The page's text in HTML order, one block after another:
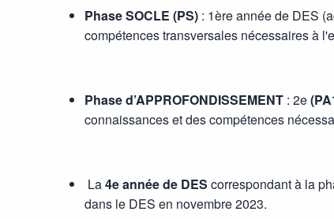
Phase SOCLE (PS) : 1ère année de DES
compétences transversales nécessaires à
Phase d’APPROFONDISSEMENT : 2e
connaissances et des compétences
La4e année de DES correspondant à la
dans le DES en novembre 2023.